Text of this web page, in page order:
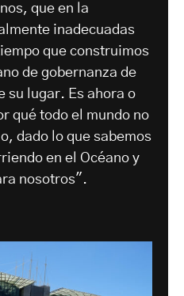
que en la
inadecuadas
que construimos
de gobernanza de
su lugar. Es ahora o
qué todo el mundo no
dado lo que sabemos
en el Océano y
nosotros".